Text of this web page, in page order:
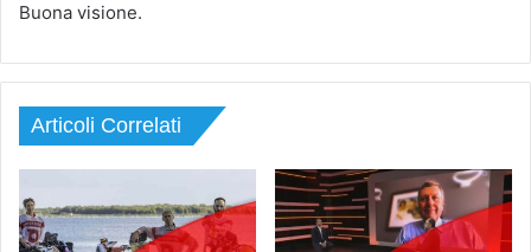
Buona visione.
Articoli Correlati